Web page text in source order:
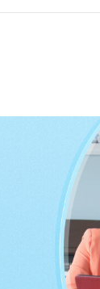
령의 깨우
의 생명 진
괴 표출이
한다. 이는
하는 사람
생각하지
수시로 묵
리를 추구하
실행한 후
어들며, 본